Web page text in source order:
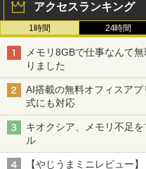
3
モデ
l.13
4
[新品
新刊
アクセスランキング
1時間 24時間
メモリ8GBで仕事なんて
りました
AI搭載の無料オフィスア
式にも対応
キオクシア、メモリ不足
ル
【やじうまミニレビュー】